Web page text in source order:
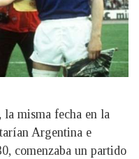
misma fecha en la
Argentina e
comenzaba un partido